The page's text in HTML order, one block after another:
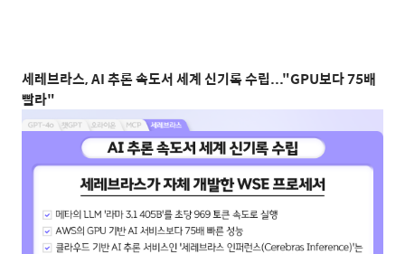
세레브라스, AI추론 속도서 세계 신기록 수립..."GPU보다75배
빨라"